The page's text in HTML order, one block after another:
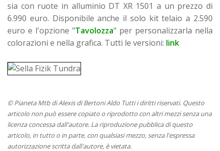
sia con ruote in alluminio DT XR 1501 a un prezzo di
6.990 euro. Disponibile anche il solo kit telaio a 2.590
euro e l'opzione "Tavolozza" per personalizzarla nella
colorazioni e nella grafica. Tutti le versioni: link
© Pianeta Mtb di Alexis di Bertoni Aldo Tutti i diritti riservati. Questo
articolo non può essere copiato o riprodotto con altri mezzi senza una
licenza concessa dall'autore. La riproduzione pubblica di questo
articolo, in tutto o in parte, con qualsiasi mezzo, senza l'espressa
autorizzazione scritta dall'autore, è vietata.